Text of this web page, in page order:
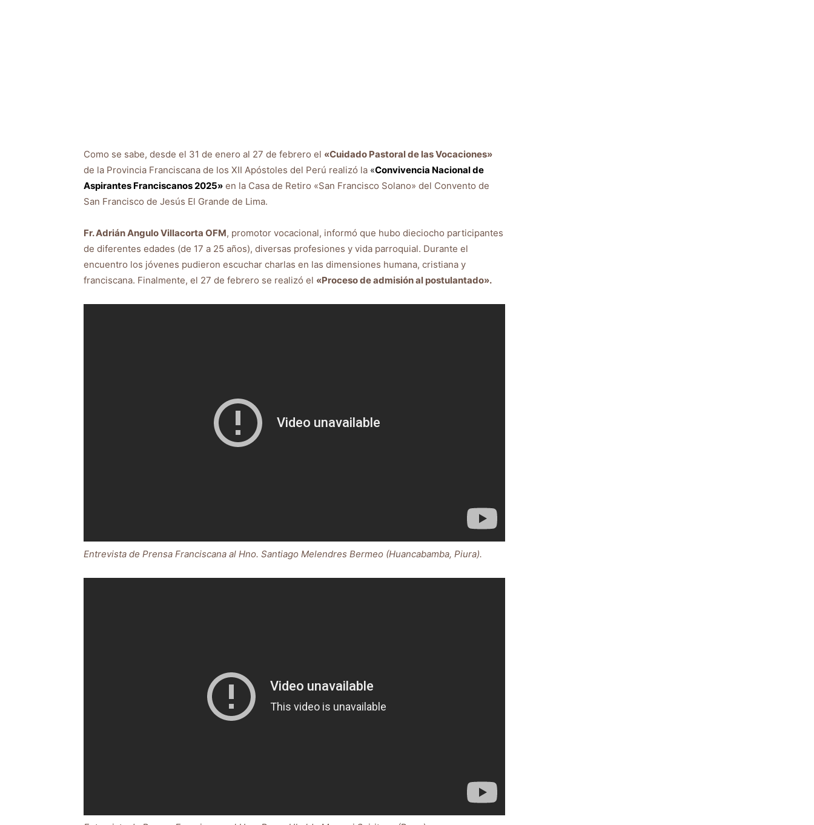
Como se sabe, desde el 31 de enero al 27 de febrero el «Cuidado Pastoral de las Vocaciones»
de la Provincia Franciscana de los XII Apóstoles del Perú realizó la «Convivencia Nacional de
Aspirantes Franciscanos 2025» en la Casa de Retiro «San Francisco Solano» del Convento de
San Francisco de Jesús El Grande de Lima.
Fr. Adrián Angulo Villacorta OFM, promotor vocacional, informó que hubo dieciocho participantes
de diferentes edades (de 17 a 25 años), diversas profesiones y vida parroquial. Durante el
encuentro los jóvenes pudieron escuchar charlas en las dimensiones humana, cristiana y
franciscana. Finalmente, el 27 de febrero se realizó el «Proceso de admisión al postulantado».
Entrevista de Prensa Franciscana al Hno. Santiago Melendres Bermeo (Huancabamba, Piura).